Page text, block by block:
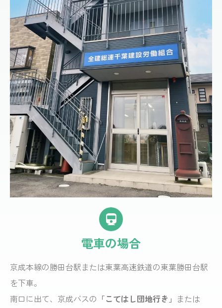
電車の場合
京成本線の勝田台駅または東葉高速鉄道の東葉勝田台駅
を下車。
南口に出て、京成バスの 「こてはし団地行き」 または